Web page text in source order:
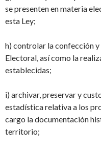
se presenten en materia
esta Ley;
h) controlar la confección
Electoral, así como la
establecidas;
i) archivar, preservar y
estadística relativa a los
cargo la documentación
territorio;